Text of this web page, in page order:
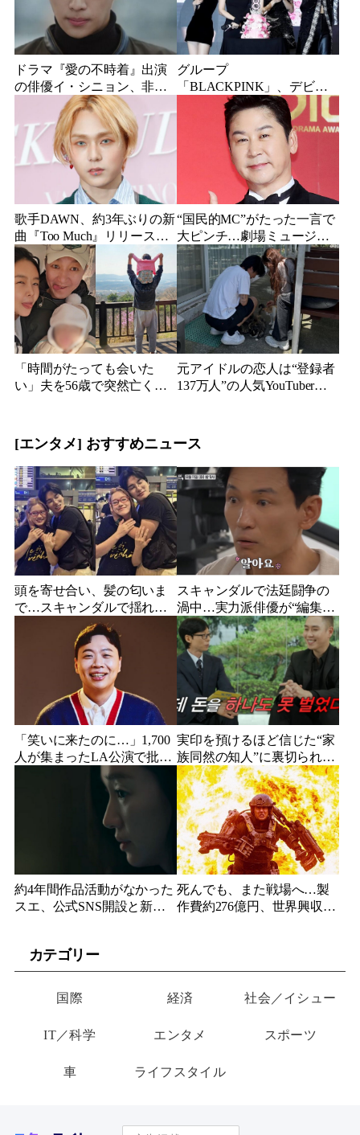
ドラマ『愛の不時着』出演
の俳優イ・シニョン、非公
開で入隊していたことを報
告…新兵教育修了日に自筆
手紙を公開
グループ
「BLACKPINK」、デビュ
ー10周年イベントに参加…
ジス、ジェニー、ロゼ、リ
サのメンバー全員が参加決
歌手DAWN、約3年ぶりの新
曲『Too Much』リリース
「他人の目や数字ばかり気
にしていた」
“国民的MC”がたった一言で
大ピンチ…劇場ミュージカ
ルを巡る発言に批判続出、
ついに長文で謝罪
「時間がたっても会いた
い」夫を56歳で突然亡くし
元アイドルの恋人は“登録者
137万人”の人気YouTuberだ
[エンタメ] おすすめニュース
頭を寄せ合い、髪の匂いま
で…スキャンダルで揺れた
人気俳優、ベトナム女性歌
手との親密動画が公開
スキャンダルで法廷闘争の
渦中…実力派俳優が“編集な
し”でテレビ登場、予告映像
に批判の声
「笑いに来たのに…」1,700
人が集まったLA公演で批判
続出、人気コメディアンが
実印を預けるほど信じた“家
族同然の知人”に裏切られ
た…収益9対1、10年間の奴
隷契約で人生が一変
約4年間作品活動がなかった
スエ、公式SNS開設と新ビ
死んでも、また戦場へ…製
作費約276億円、世界興収
カテゴリー
国際 経済 社会／イシュー
IT／科学 エンタメ スポーツ
車 ライフスタイル